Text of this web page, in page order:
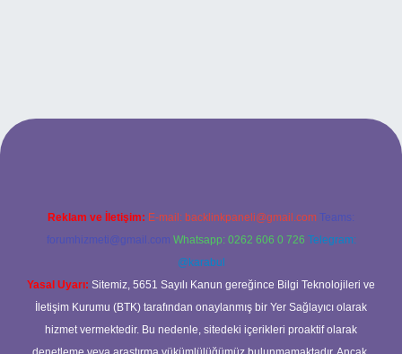
Reklam ve İletişim: E-mail: backlinkpaneli@gmail.com Teams:
forumhizmeti@gmail.com Whatsapp: 0262 606 0 726 Telegram:
@karabul
Yasal Uyarı: Sitemiz, 5651 Sayılı Kanun gereğince Bilgi Teknolojileri ve
İletişim Kurumu (BTK) tarafından onaylanmış bir Yer Sağlayıcı olarak
hizmet vermektedir. Bu nedenle, sitedeki içerikleri proaktif olarak